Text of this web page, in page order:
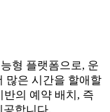
형 플랫폼으로, 운
많은 시간을 할애할
의 예약 배치, 즉